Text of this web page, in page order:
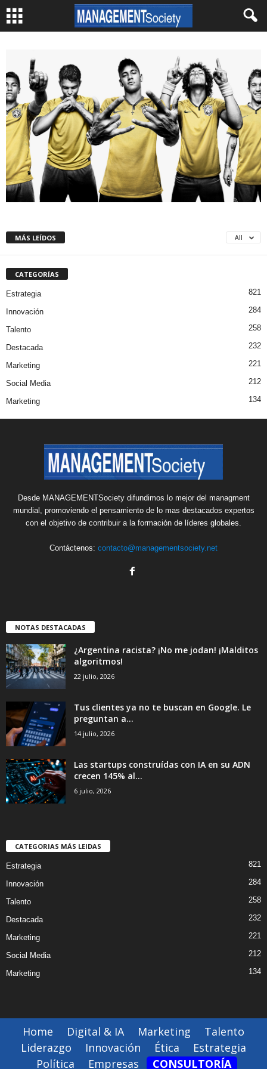
MÁS LEÍDOS All
CATEGORÍAS
Estrategia 821
Innovación 284
Talento 258
Destacada 232
Marketing 221
Social Media 212
Marketing 134
Desde MANAGEMENTSociety difundimos lo mejor del managment
mundial, promoviendo el pensamiento de lo mas destacados expertos
con el objetivo de contribuir a la formación de líderes globales.
Contáctenos: contacto@managementsociety.net
NOTAS DESTACADAS
¿Argentina racista? ¡No me jodan! ¡Malditos
algoritmos!
22 julio, 2026
Tus clientes ya no te buscan en Google. Le
preguntan a...
14 julio, 2026
Las startups construídas con IA en su ADN
crecen 145% al...
6 julio, 2026
CATEGORIAS MÁS LEIDAS
Estrategia 821
Innovación 284
Talento 258
Destacada 232
Marketing 221
Social Media 212
Marketing 134
Home Digital & IA Marketing
Talento
Liderazgo
Innovación Ética
Estrategia
Política
Empresas CONSULTORÍA